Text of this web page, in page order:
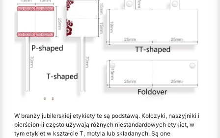
W branży jubilerskiej etykiety te są podstawą. Kolczyki, naszyjniki i
pierścionki często używają różnych niestandardowych etykiet, w
tym etykiet w kształcie T, motyla lub składanych. Są one